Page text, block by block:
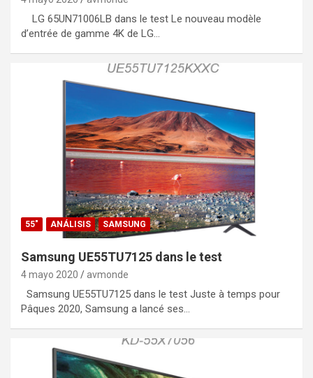
LG 65UN71006LB dans le test Le nouveau modèle
d’entrée de gamme 4K de LG…
55" ANÁLISIS SAMSUNG
Samsung UE55TU7125 dans le test
4 mayo 2020 avmonde
Samsung UE55TU7125 dans le test Juste à temps pour
Pâques 2020, Samsung a lancé ses…